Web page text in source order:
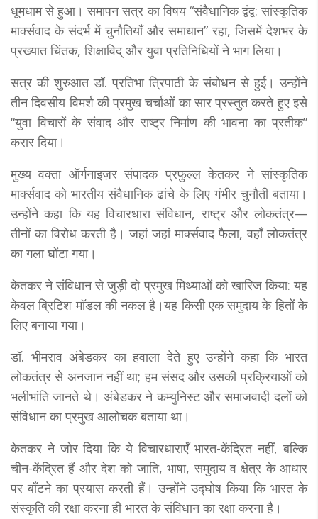
धूमधाम से हुआ। समापन सत्र का विषय “संवैधानिक द्वंद्व: सांस्कृतिक
मार्क्सवाद के संदर्भ में चुनौतियाँ और समाधान” रहा, जिसमें देशभर के
प्रख्यात चिंतक, शिक्षाविद् और युवा प्रतिनिधियों ने भाग लिया।
सत्र की शुरुआत डॉ. प्रतिभा त्रिपाठी के संबोधन से हुई। उन्होंने
तीन दिवसीय विमर्श की प्रमुख चर्चाओं का सार प्रस्तुत करते हुए इसे
“युवा विचारों के संवाद और राष्ट्र निर्माण की भावना का प्रतीक”
करार दिया।
मुख्य वक्ता ऑर्गनाइज़र संपादक प्रफुल्ल केतकर ने सांस्कृतिक
मार्क्सवाद को भारतीय संवैधानिक ढांचे के लिए गंभीर चुनौती बताया।
उन्होंने कहा कि यह विचारधारा संविधान, राष्ट्र और लोकतंत्र—
तीनों का विरोध करती है। जहां जहां मार्क्सवाद फैला, वहाँ लोकतंत्र
का गला घोंटा गया।
केतकर ने संविधान से जुड़ी दो प्रमुख मिथ्याओं को खारिज किया: यह
केवल ब्रिटिश मॉडल की नकल है।यह किसी एक समुदाय के हितों के
लिए बनाया गया।
डॉ. भीमराव अंबेडकर का हवाला देते हुए उन्होंने कहा कि भारत
लोकतंत्र से अनजान नहीं था; हम संसद और उसकी प्रक्रियाओं को
भलीभांति जानते थे। अंबेडकर ने कम्युनिस्ट और समाजवादी दलों को
संविधान का प्रमुख आलोचक बताया था।
केतकर ने जोर दिया कि ये विचारधाराएँ भारत-केंद्रित नहीं, बल्कि
चीन-केंद्रित हैं और देश को जाति, भाषा, समुदाय व क्षेत्र के आधार
पर बाँटने का प्रयास करती हैं। उन्होंने उद्घोष किया कि भारत के
संस्कृति की रक्षा करना ही भारत के संविधान का रक्षा करना है।